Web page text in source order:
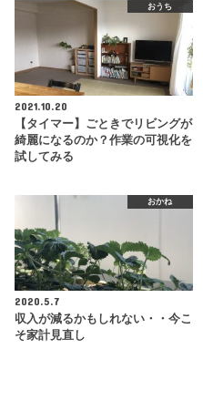
おうち
2021.10.20
【タイマー】ごときでリビングが
綺麗になるのか？作業の可視化を
試してみる
おかね
2020.5.7
収入が減るかもしれない・・今こ
そ家計見直し